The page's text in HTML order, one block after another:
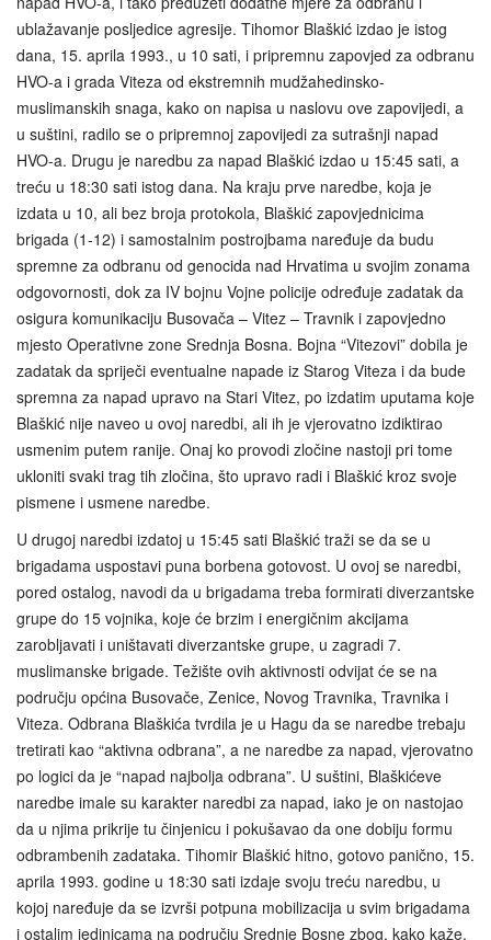
ublažavanje posljedice agresije. Tihomor Blaškić izdao je istog
dana, 15. aprila 1993., u 10 sati, i pripremnu zapovjed za odbranu
HVO-a i grada Viteza od ekstremnih mudžahedinsko-
muslimanskih snaga, kako on napisa u naslovu ove zapovijedi, a
u suštini, radilo se o pripremnoj zapovijedi za sutrašnji napad
HVO-a. Drugu je naredbu za napad Blaškić izdao u 15:45 sati, a
treću u 18:30 sati istog dana. Na kraju prve naredbe, koja je
izdata u 10, ali bez broja protokola, Blaškić zapovjednicima
brigada (1-12) i samostalnim postrojbama naređuje da budu
spremne za odbranu od genocida nad Hrvatima u svojim zonama
odgovornosti, dok za IV bojnu Vojne policije određuje zadatak da
osigura komunikaciju Busovača – Vitez – Travnik i zapovjedno
mjesto Operativne zone Srednja Bosna. Bojna “Vitezovi” dobila je
zadatak da spriječi eventualne napade iz Starog Viteza i da bude
spremna za napad upravo na Stari Vitez, po izdatim uputama koje
Blaškić nije naveo u ovoj naredbi, ali ih je vjerovatno izdiktirao
usmenim putem ranije. Onaj ko provodi zločine nastoji pri tome
ukloniti svaki trag tih zločina, što upravo radi i Blaškić kroz svoje
pismene i usmene naredbe.
U drugoj naredbi izdatoj u 15:45 sati Blaškić traži se da se u
brigadama uspostavi puna borbena gotovost. U ovoj se naredbi,
pored ostalog, navodi da u brigadama treba formirati diverzantske
grupe do 15 vojnika, koje će brzim i energičnim akcijama
zarobljavati i uništavati diverzantske grupe, u zagradi 7.
muslimanske brigade. Težište ovih aktivnosti odvijat će se na
području općina Busovače, Zenice, Novog Travnika, Travnika i
Viteza. Odbrana Blaškića tvrdila je u Hagu da se naredbe trebaju
tretirati kao “aktivna odbrana”, a ne naredbe za napad, vjerovatno
po logici da je “napad najbolja odbrana”. U suštini, Blaškićeve
naredbe imale su karakter naredbi za napad, iako je on nastojao
da u njima prikrije tu činjenicu i pokušavao da one dobiju formu
odbrambenih zadataka. Tihomir Blaškić hitno, gotovo panično, 15.
aprila 1993. godine u 18:30 sati izdaje svoju treću naredbu, u
kojoj naređuje da se izvrši potpuna mobilizacija u svim brigadama
i ostalim jedinicama na području Srednje Bosne zbog, kako kaže,